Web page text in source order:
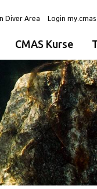
Diver Area Login my.cmas
CMAS Kurse